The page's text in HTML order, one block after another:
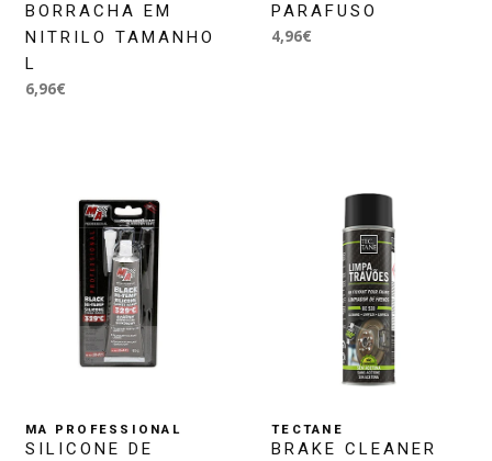
BORRACHA EM
NITRILO TAMANHO
L
6,96€
PARAFUSO
4,96€
MA PROFESSIONAL
SILICONE DE
TECTANE
BRAKE CLEANER